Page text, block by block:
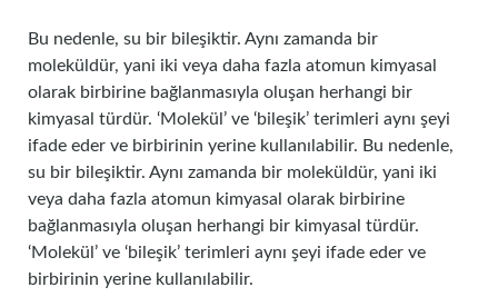
Bu nedenle, su bir bileşiktir. Aynı zamanda bir
moleküldür, yani iki veya daha fazla atomun kimyasal
olarak birbirine bağlanmasıyla oluşan herhangi bir
kimyasal türdür. ‘Molekül’ ve ‘bileşik’ terimleri aynı şeyi
ifade eder ve birbirinin yerine kullanılabilir. Bu nedenle,
su bir bileşiktir. Aynı zamanda bir moleküldür, yani iki
veya daha fazla atomun kimyasal olarak birbirine
bağlanmasıyla oluşan herhangi bir kimyasal türdür.
‘Molekül’ ve ‘bileşik’ terimleri aynı şeyi ifade eder ve
birbirinin yerine kullanılabilir.